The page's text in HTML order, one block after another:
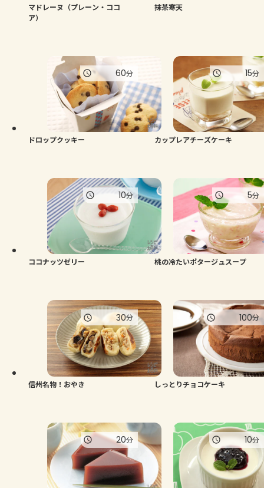
マドレーヌ（プレーン・ココ
ア）
抹茶寒天
ドロップクッキー
60分
カップレアチーズケーキ
15分
ココナッツゼリー
10分
桃の冷たいポタージュスープ
5分
信州名物！おやき
30分
しっとりチョコケーキ
100分
20分 10分